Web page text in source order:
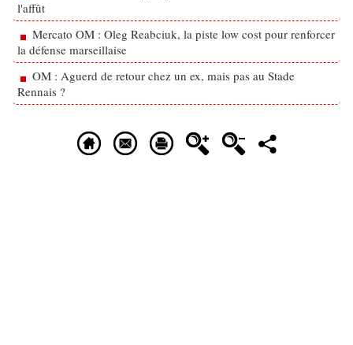
l'affût
Mercato OM : Oleg Reabciuk, la piste low cost pour renforcer
la défense marseillaise
OM : Aguerd de retour chez un ex, mais pas au Stade
Rennais ?